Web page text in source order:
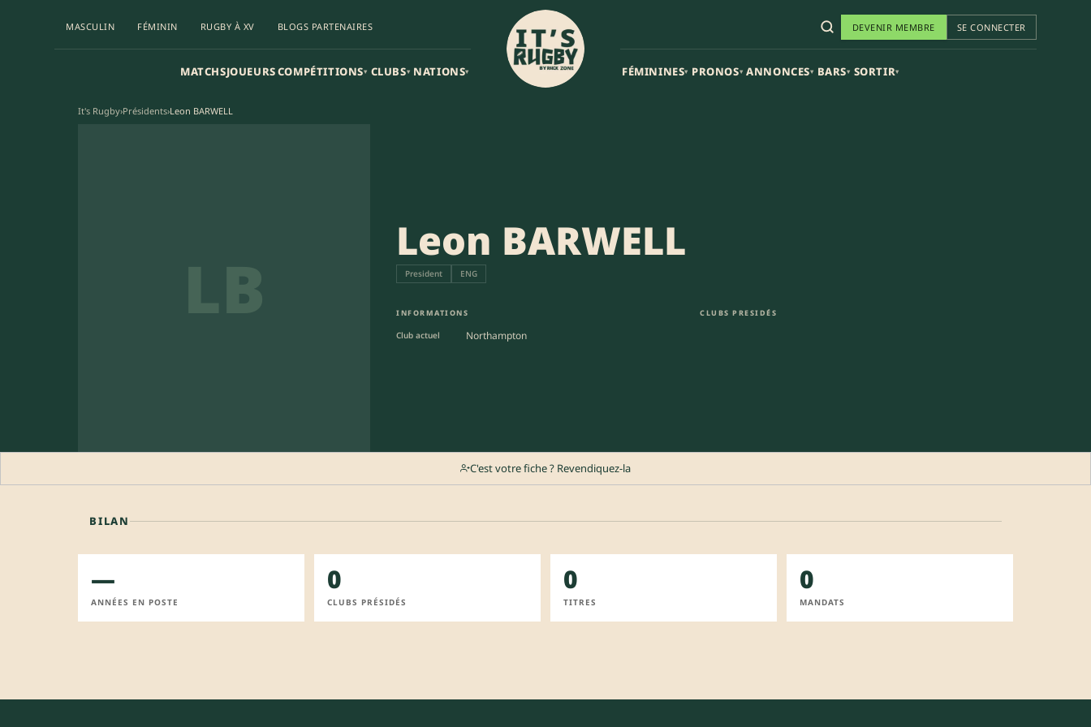
MASCULIN FÉMININ RUGBY À XV BLOGS PARTENAIRES
MATCHSJOUEURSCOMPÉTITIONS▾ CLUBS▾ NATIONS▾
DEVENIR MEMBRE SE CONNECTER
FÉMININES▾ PRONOS▾ ANNONCES▾ BARS▾ SORTIR▾
It's Rugby›Présidents›Leon BARWELL
LB
Leon BARWELL
President ENG
INFORMATIONS
Club actuel Northampton
CLUBS PRESIDÉS
C'est votre fiche ? Revendiquez-la
BILAN
—
ANNÉES EN POSTE
0
CLUBS PRÉSIDÉS
0
TITRES
0
MANDATS